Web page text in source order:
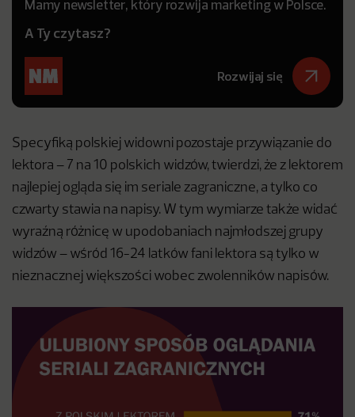
Mamy newsletter, który rozwija marketing w Polsce.
A Ty czytasz?
Rozwijaj się
Specyfiką polskiej widowni pozostaje przywiązanie do
lektora – 7 na 10 polskich widzów, twierdzi, że z lektorem
najlepiej ogląda się im seriale zagraniczne, a tylko co
czwarty stawia na napisy. W tym wymiarze także widać
wyraźną różnicę w upodobaniach najmłodszej grupy
widzów – wśród 16-24 latków fani lektora są tylko w
nieznacznej większości wobec zwolenników napisów.